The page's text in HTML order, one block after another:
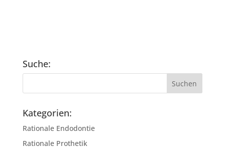
Suche:
Kategorien:
Rationale Endodontie
Rationale Prothetik